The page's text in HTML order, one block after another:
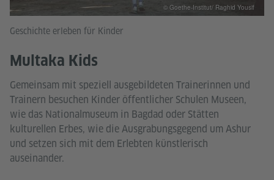
Geschichte erleben für Kinder
Multaka Kids
Gemeinsam mit speziell ausgebildeten Trainerinnen und
Trainern besuchen Kinder öffentlicher Schulen Museen,
wie das Nationalmuseum in Bagdad oder Stätten
kulturellen Erbes, wie die Ausgrabungsgegend um Ashur
und setzen sich mit dem Erlebten künstlerisch
auseinander.
© Goethe-Institut/ Raghid Yousif